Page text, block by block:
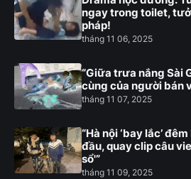
ngay trong toilet,
pháp!
tháng 11 06, 2025
“Giữa trưa nắng Sài
cùng của người bán
tháng 11 07, 2025
“Hà nội ‘bay lắc’
đầu, quay clip câu
sổ'”
tháng 11 09, 2025